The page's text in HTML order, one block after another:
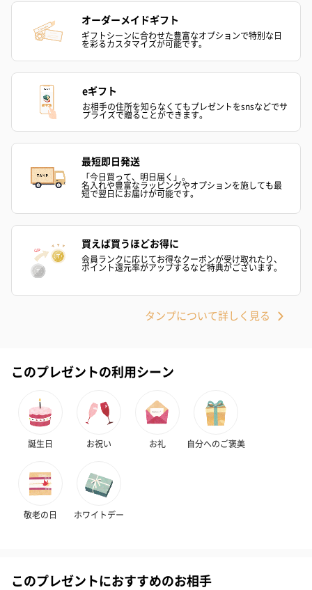
かき氷入浴剤4点セット
（ブルー）（748円）
かき氷入浴剤4点セット
（イエロー）（748円）
【Thank you
ハンドタオル・ハンカチ
キャンドル・お香
（880円）
オーダーメイドギフト
ギフトシーンに合わせた豊富なオプションで特別な日
を彩るカスタマイズが可能です。
eギフト
お相手の住所を知らなくてもプレゼントをsnsなどでサ
プライズで贈ることができます。
最短即日発送
「今日買って、明日届く」。
名入れや豊富なラッピングやオプションを施しても最
短で翌日にお届けが可能です。
買えば買うほどお得に
会員ランクに応じてお得なクーポンが受け取れたり、
ポイント還元率がアップするなど特典がございます。
タンプについて詳しく見る
このプレゼントの利用シーン
誕生日 お祝い お礼 自分へのご褒美
敬老の日 ホワイトデー
このプレゼントにおすすめのお相手